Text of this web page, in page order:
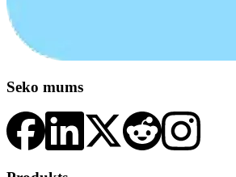
Seko mums